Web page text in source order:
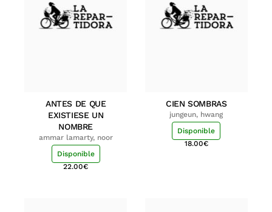
ANTES DE QUE
EXISTIESE UN
NOMBRE
ammar lamarty, noor
Disponible
22.00€
CIEN SOMBRAS
jungeun, hwang
Disponible
18.00€